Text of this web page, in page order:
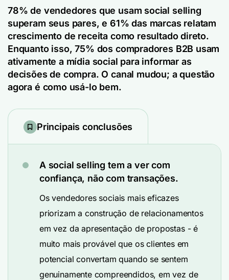
78% de vendedores que usam social selling
superam seus pares, e 61% das marcas relatam
crescimento de receita como resultado direto.
Enquanto isso, 75% dos compradores B2B usam
ativamente a mídia social para informar as
decisões de compra. O canal mudou; a questão
agora é como usá-lo bem.
Principais conclusões
A social selling tem a ver com
confiança, não com transações.
Os vendedores sociais mais eficazes
priorizam a construção de relacionamentos
em vez da apresentação de propostas - é
muito mais provável que os clientes em
potencial convertam quando se sentem
genuinamente compreendidos, em vez de